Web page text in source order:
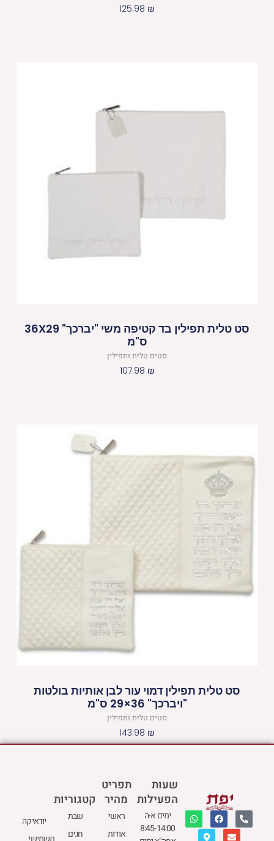
125.98 ₪
סט טלית תפילין בד קטיפה משי "יברכך" 36X29
ס"מ
סטים טלית ותפילין
107.98 ₪
סט טלית תפילין דמוי עור לבן אותיות בולטות
"ויברכך" 36×29 ס"מ
סטים טלית ותפילין
143.98 ₪
שעות
הפעילות
ימים א-ה
8:45-14:00
תפריט
מהיר
ראשי
אודות
P
h
o
F
a
c
W
h
a
E
v
M
p
קטגוריות
שבת
חגים
יודאיקה